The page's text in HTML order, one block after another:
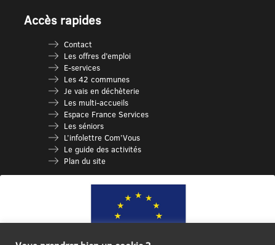
Accès rapides
Contact
Les offres d’emploi
E-services
Les 42 communes
Je vais en déchèterie
Les multi-accueils
Espace France Services
Les séniors
L’infolettre Com’Vous
Le guide des activités
Plan du site